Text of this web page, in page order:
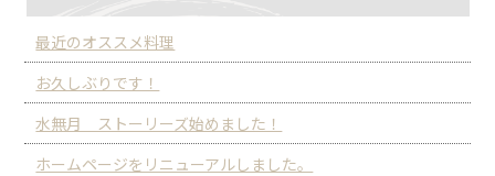
最近のオススメ料理
お久しぶりです！
水無月 ストーリーズ始めました！
ホームページをリニューアルしました。